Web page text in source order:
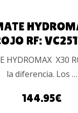
RF:
HYDROMAX X30
la diferencia. Los …
144.95€